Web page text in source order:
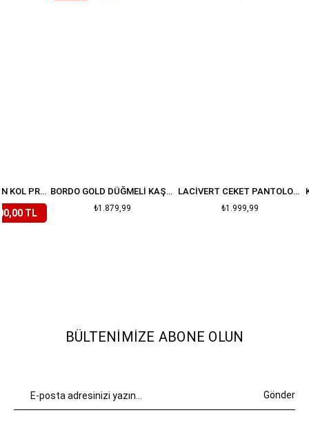
LILA ÇIÇEKLI BALON KOL PREMIUM TAKIM
TL
BORDO GOLD DÜĞMELI KAŞE ETEK CEKET TAKIM
₺1.879,99
LACIVERT CEKET PANTOLON DENIM TAKIM
₺1.999,99
BÜLTENIMIZE ABONE OLUN
Gönder